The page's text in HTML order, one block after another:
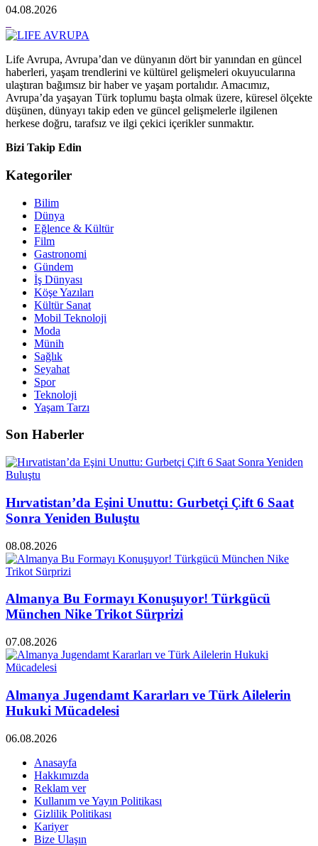
04.08.2026
Life Avrupa, Avrupa’dan ve dünyanın dört bir yanından en güncel
haberleri, yaşam trendlerini ve kültürel gelişmeleri okuyucularına
ulaştıran bağımsız bir haber ve yaşam portalıdır. Amacımız,
Avrupa’da yaşayan Türk toplumu başta olmak üzere, küresel ölçekte
düşünen, dünyayı takip eden ve güncel gelişmelerle ilgilenen
herkese doğru, tarafsız ve ilgi çekici içerikler sunmaktır.
Bizi Takip Edin
Kategoriler
Bilim
Dünya
Eğlence & Kültür
Film
Gastronomi
Gündem
İş Dünyası
Köşe Yazıları
Kültür Sanat
Mobil Teknoloji
Moda
Münih
Sağlık
Seyahat
Spor
Teknoloji
Yaşam Tarzı
Son Haberler
Hırvatistan’da Eşini Unuttu: Gurbetçi Çift 6 Saat
Sonra Yeniden Buluştu
08.08.2026
Almanya Bu Formayı Konuşuyor! Türkgücü
München Nike Trikot Sürprizi
07.08.2026
Almanya Jugendamt Kararları ve Türk Ailelerin
Hukuki Mücadelesi
06.08.2026
Anasayfa
Hakkımızda
Reklam ver
Kullanım ve Yayın Politikası
Gizlilik Politikası
Kariyer
Bize Ulaşın